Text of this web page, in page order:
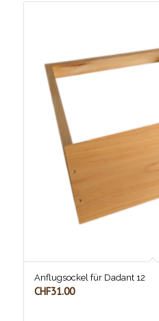
Anflugsockel für Dadant 12
CHF31.00